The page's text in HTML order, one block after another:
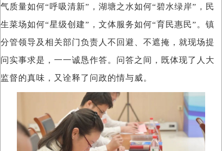
气质量如何“呼吸清新”，湖塘之水如何“碧水绿岸”，民
生菜场如何“星级创建”，文体服务如何“育民惠民”。镇
分管领导及相关部门负责人不回避、不遮掩，就现场提
问实事求是，一一诚恳作答。问答之间，既体现了人大
监督的真味，又诠释了问政的情与威。